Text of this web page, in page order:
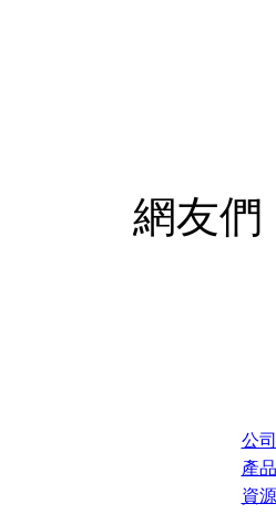
網友們
公
產
資